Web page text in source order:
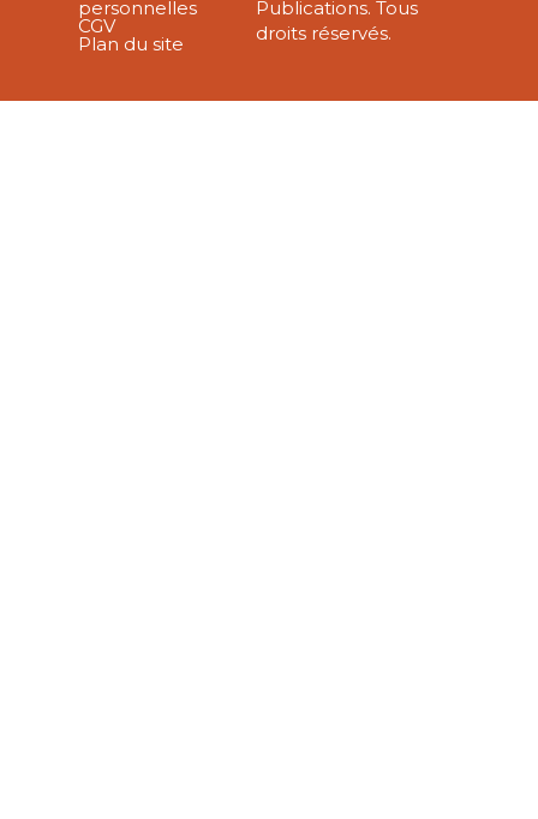
personnelles
CGV
Plan du site
Publications. Tous
droits réservés.